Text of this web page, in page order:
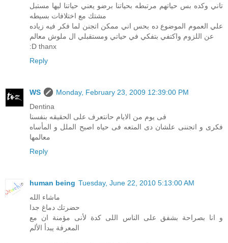
تاني وكده بس حياتهم مرتبطه بحياتنا برضو يعني حياتنا ليها مستبل
مشتك مع اختلافات بسيطه
علي العموم الموضوع ده بحس اني ممكن اتجنن لما فكر فيه زياده
عن اللزوم واكتفي بتفكي في حياتي ومستقبلي ال ملوش معالم
:D thanx
Reply
WS
Monday, February 23, 2009 12:39:00 PM
Dentina
فى يوم من الايام حانتعرف على الحقيقه بنفسنا
فكرى و اتجننى علشان دى المتعه فى حياه اصبح الملل و المأساه
معالمها
Reply
human being Tuesday, June 22, 2010 5:13:00 AM
ماشاء الله
حضرتك دماغ جدا
و انا بصراحة بشفق على الناس اللى كدة لأنى مؤمنة ان مع
المعرفة يبدأ الألم